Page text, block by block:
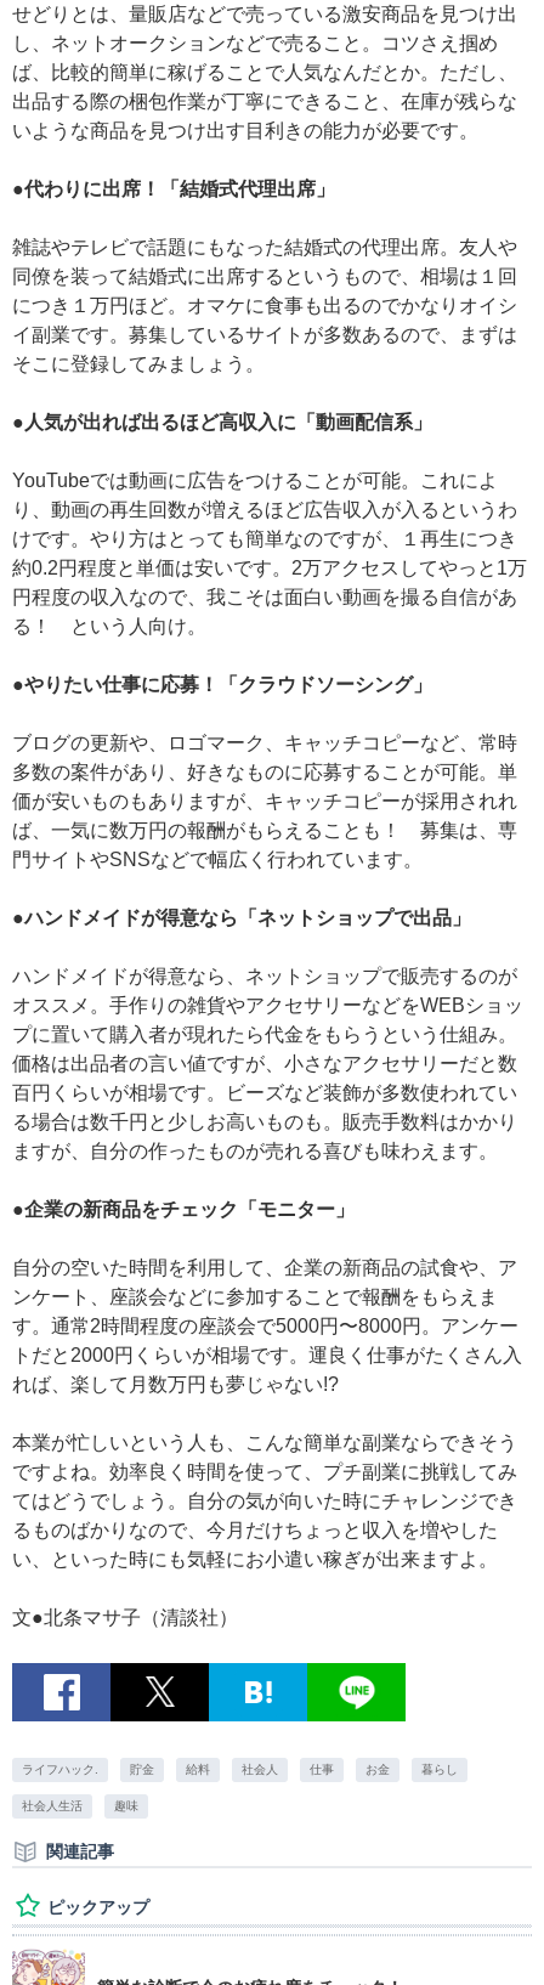
せどりとは、量販店などで売っている激安商品を見つけ出
し、ネットオークションなどで売ること。コツさえ掴め
ば、比較的簡単に稼げることで人気なんだとか。ただし、
出品する際の梱包作業が丁寧にできること、在庫が残らな
いような商品を見つけ出す目利きの能力が必要です。
●代わりに出席！「結婚式代理出席」
雑誌やテレビで話題にもなった結婚式の代理出席。友人や
同僚を装って結婚式に出席するというもので、相場は１回
につき１万円ほど。オマケに食事も出るのでかなりオイシ
イ副業です。募集しているサイトが多数あるので、まずは
そこに登録してみましょう。
●人気が出れば出るほど高収入に「動画配信系」
YouTubeでは動画に広告をつけることが可能。これによ
り、動画の再生回数が増えるほど広告収入が入るというわ
けです。やり方はとっても簡単なのですが、１再生につき
約0.2円程度と単価は安いです。2万アクセスしてやっと1万
円程度の収入なので、我こそは面白い動画を撮る自信があ
る！ という人向け。
●やりたい仕事に応募！「クラウドソーシング」
ブログの更新や、ロゴマーク、キャッチコピーなど、常時
多数の案件があり、好きなものに応募することが可能。単
価が安いものもありますが、キャッチコピーが採用されれ
ば、一気に数万円の報酬がもらえることも！ 募集は、専
門サイトやSNSなどで幅広く行われています。
●ハンドメイドが得意なら「ネットショップで出品」
ハンドメイドが得意なら、ネットショップで販売するのが
オススメ。手作りの雑貨やアクセサリーなどをWEBショッ
プに置いて購入者が現れたら代金をもらうという仕組み。
価格は出品者の言い値ですが、小さなアクセサリーだと数
百円くらいが相場です。ビーズなど装飾が多数使われてい
る場合は数千円と少しお高いものも。販売手数料はかかり
ますが、自分の作ったものが売れる喜びも味わえます。
●企業の新商品をチェック「モニター」
自分の空いた時間を利用して、企業の新商品の試食や、ア
ンケート、座談会などに参加することで報酬をもらえま
す。通常2時間程度の座談会で5000円〜8000円。アンケー
トだと2000円くらいが相場です。運良く仕事がたくさん入
れば、楽して月数万円も夢じゃない!?
本業が忙しいという人も、こんな簡単な副業ならできそう
ですよね。効率良く時間を使って、プチ副業に挑戦してみ
てはどうでしょう。自分の気が向いた時にチャレンジでき
るものばかりなので、今月だけちょっと収入を増やした
い、といった時にも気軽にお小遣い稼ぎが出来ますよ。
文●北条マサ子（清談社）
ライフハック. 貯金 給料 社会人 仕事 お金 暮らし
社会人生活 趣味
関連記事
ピックアップ